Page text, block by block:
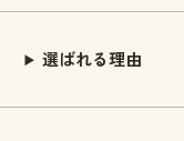
選ばれる理由